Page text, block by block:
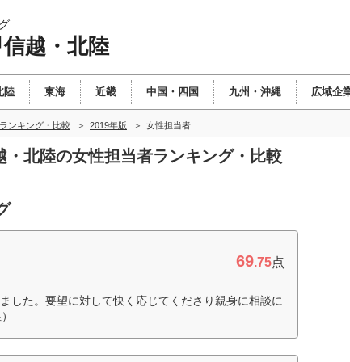
越・北陸
陸 東海 近畿 中国・四国 九州・沖縄 広域企
ンキング・比較 2019年版 女性担当者
・北陸の女性担当者ランキング・比較
69.75点
した。要望に対して快く応じてくださり親身に相談に